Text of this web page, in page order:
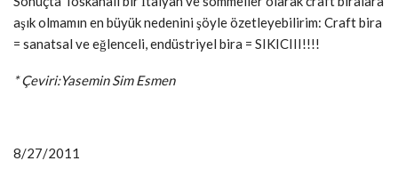
aşık olmamın en büyük nedenini şöyle özetleyebilirim: Craft bira
= sanatsal ve eğlenceli, endüstriyel bira = SIKICIII!!!!
* Çeviri:Yasemin Sim Esmen
8/27/2011